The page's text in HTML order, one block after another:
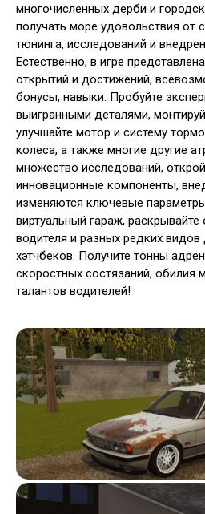
многочисленных дерби и
получать море удовольствия от
тюнинга, исследований и
Естественно, в игре
открытий и достижений,
бонусы, навыки. Пробуйте
выигранными деталями,
улучшайте мотор и систему
колеса, а также многие другие
множество исследований,
инновационные компоненты,
изменяются ключевые
виртуальный гараж,
водителя и разных редких
хэтчбеков. Получите тонны
скоростных состязаний, обилия
талантов водителей!